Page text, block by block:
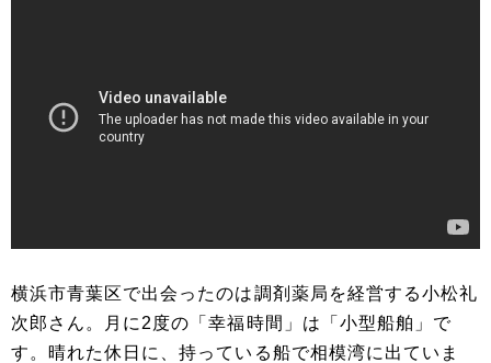
横浜市青葉区で出会ったのは調剤薬局を経営する小松礼
次郎さん。月に2度の「幸福時間」は「小型船舶」で
す。晴れた休日に、持っている船で相模湾に出ていま